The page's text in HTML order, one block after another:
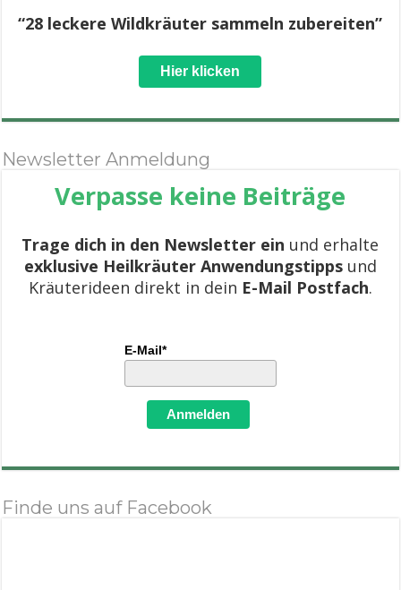
“28 leckere Wildkräuter sammeln zubereiten”
Hier klicken
Newsletter Anmeldung
Verpasse keine Beiträge
Trage dich in den Newsletter ein und erhalte
exklusive Heilkräuter Anwendungstippsund
Kräuterideen direkt in dein E-Mail Postfach.
E-Mail*
Anmelden
Finde uns auf Facebook